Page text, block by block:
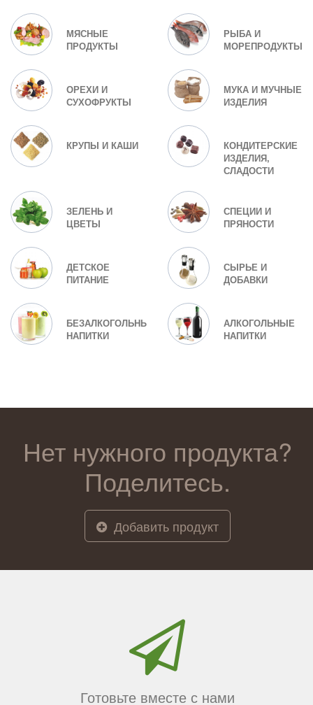
МЯСНЫЕ
ПРОДУКТЫ
РЫБА И
МОРЕПРОДУКТЫ
ОРЕХИ И
СУХОФРУКТЫ
МУКА И МУЧНЫЕ
ИЗДЕЛИЯ
КРУПЫ И КАШИ
КОНДИТЕРСКИЕ
ИЗДЕЛИЯ,
СЛАДОСТИ
ЗЕЛЕНЬ И
ЦВЕТЫ
СПЕЦИИ И
ПРЯНОСТИ
ДЕТСКОЕ
ПИТАНИЕ
СЫРЬЕ И
ДОБАВКИ
БЕЗАЛКОГОЛЬНЫЕ
НАПИТКИ
АЛКОГОЛЬНЫЕ
НАПИТКИ
Нет нужного продукта?
Поделитесь.
Добавить продукт
Готовьте вместе с нами